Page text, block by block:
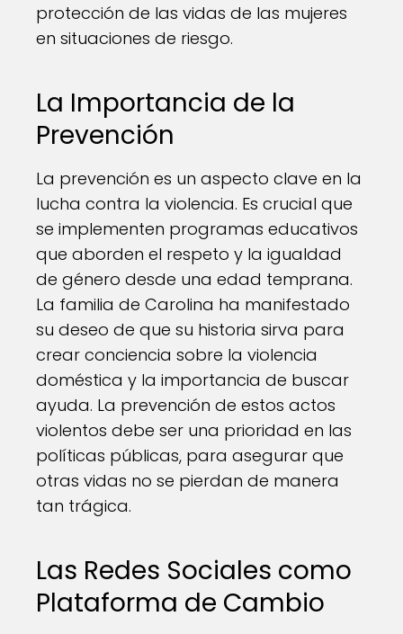
protección de las vidas de las mujeres
en situaciones de riesgo.
La Importancia de la
Prevención
La prevención es un aspecto clave en la
lucha contra la violencia. Es crucial que
se implementen programas educativos
que aborden el respeto y la igualdad
de género desde una edad temprana.
La familia de Carolina ha manifestado
su deseo de que su historia sirva para
crear conciencia sobre la violencia
doméstica y la importancia de buscar
ayuda. La prevención de estos actos
violentos debe ser una prioridad en las
políticas públicas, para asegurar que
otras vidas no se pierdan de manera
tan trágica.
Las Redes Sociales como
Plataforma de Cambio